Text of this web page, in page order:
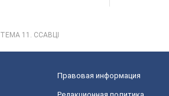
ТЕМА 11. ССАВЦІ
Правовая информация